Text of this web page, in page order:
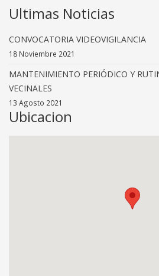
Ultimas Noticias
CONVOCATORIA VIDEOVIGILANCIA
18 Noviembre 2021
MANTENIMIENTO PERIÓDICO Y
VECINALES
13 Agosto 2021
Ubicacion